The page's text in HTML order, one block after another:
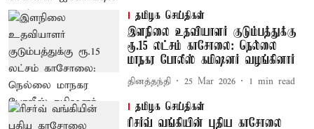
தமிழக செய்திகள்
இளநிலை உதவியாளர் குடும்பத்துக்கு
ரூ.15 லட்சம் காசோலை: நெல்லை
மாநகர போலீஸ் கமிஷனர் வழங்கினார்
தினத்தந்தி 25 Mar 2026 1 min read
தமிழக செய்திகள்
ரிசர்வ் வங்கியின் புதிய காசோலை